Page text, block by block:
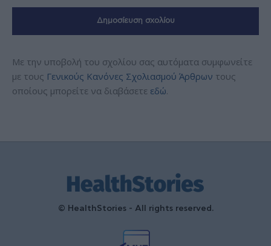
Με την υποβολή του σχολίου σας αυτόματα συμφωνείτε
με τους Γενικούς Κανόνες Σχολιασμού Άρθρων τους
οποίους μπορείτε να διαβάσετε εδώ.
© HealthStories - All rights reserved.